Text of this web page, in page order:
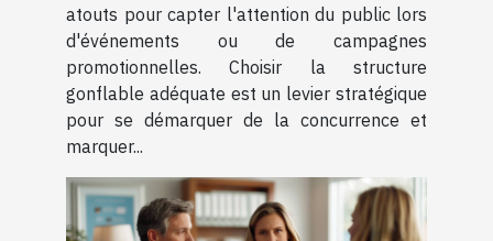
atouts pour capter l'attention du public lors
d'événements ou de campagnes
promotionnelles. Choisir la structure
gonflable adéquate est un levier stratégique
pour se démarquer de la concurrence et
marquer...